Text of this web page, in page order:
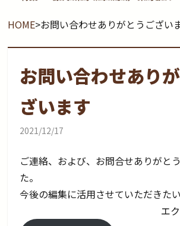
HOME>お問い合わせありがとうござい
お問い合わせあり
ざいます
2021/12/17
ご連絡、および、お問合せありがと
た。
今後の編集に活用させていただきたい
エ